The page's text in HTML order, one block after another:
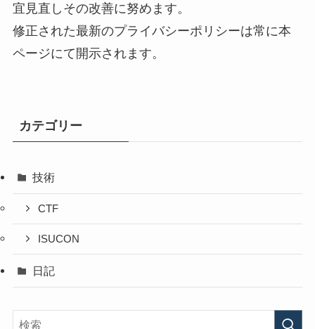
宜見直しその改善に努めます。
修正された最新のプライバシーポリシーは常に本
ページにて開示されます。
カテゴリー
技術
CTF
ISUCON
日記